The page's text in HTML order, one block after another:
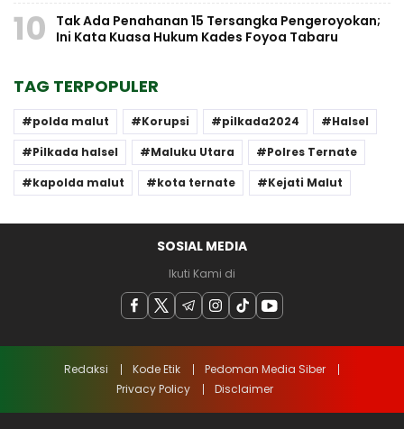
10
Tak Ada Penahanan 15 Tersangka Pengeroyokan;
Ini Kata Kuasa Hukum Kades Foyoa Tabaru
TAG TERPOPULER
polda malut Korupsi pilkada2024
Halsel
Pilkada halsel
Maluku Utara
Polres Ternate
kapolda malut
kota ternate Kejati Malut
SOSIAL MEDIA
Ikuti Kami di
Redaksi Kode Etik
Pedoman Media Siber
Privacy Policy
Disclaimer